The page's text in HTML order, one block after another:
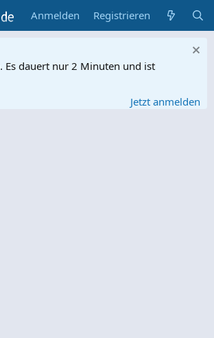
Anmelden Registrieren
. Es dauert nur 2 Minuten und ist
Jetzt anmelden